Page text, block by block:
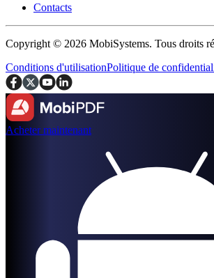
Contacts
Copyright © 2026 MobiSystems. Tous droits
Conditions d'utilisationPolitique de
Acheter maintenant